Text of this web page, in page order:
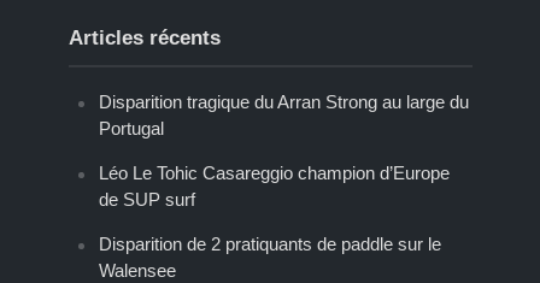
Articles récents
Disparition tragique du Arran Strong au large du
Portugal
Léo Le Tohic Casareggio champion d’Europe
de SUP surf
Disparition de 2 pratiquants de paddle sur le
Walensee